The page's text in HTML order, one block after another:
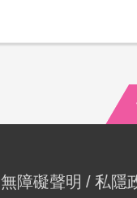
無障礙聲明
私隱